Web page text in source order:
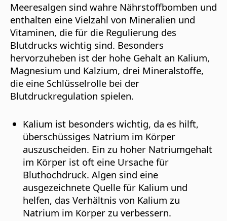
Meeresalgen sind wahre Nährstoffbomben und
enthalten eine Vielzahl von Mineralien und
Vitaminen, die für die Regulierung des
Blutdrucks wichtig sind. Besonders
hervorzuheben ist der hohe Gehalt an Kalium,
Magnesium und Kalzium, drei Mineralstoffe,
die eine Schlüsselrolle bei der
Blutdruckregulation spielen.
Kalium ist besonders wichtig, da es hilft,
überschüssiges Natrium im Körper
auszuscheiden. Ein zu hoher Natriumgehalt
im Körper ist oft eine Ursache für
Bluthochdruck. Algen sind eine
ausgezeichnete Quelle für Kalium und
helfen, das Verhältnis von Kalium zu
Natrium im Körper zu verbessern.